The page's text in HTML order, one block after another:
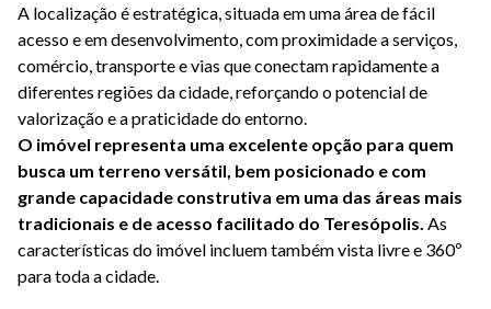
A localização é estratégica, situada em uma área de fácil
acesso e em desenvolvimento, com proximidade a serviços,
comércio, transporte e vias que conectam rapidamente a
diferentes regiões da cidade, reforçando o potencial de
O imóvel representa uma excelente opção para quem
busca um terreno versátil, bem posicionado e com
grande capacidade construtiva em uma das áreas mais
tradicionais e de acesso facilitado do Teresópolis. As
características do imóvel incluem também vista livre e 360º
para toda a cidade.